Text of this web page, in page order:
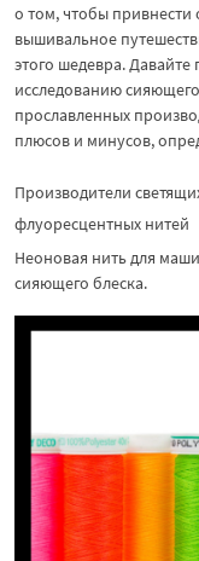
о том, чтобы привнести
вышивальное
этого шедевра.
исследованию
прославленных
плюсов и минусов,
Производители
флуоресцентных нитей
Неоновая нить для
сияющего блеска.